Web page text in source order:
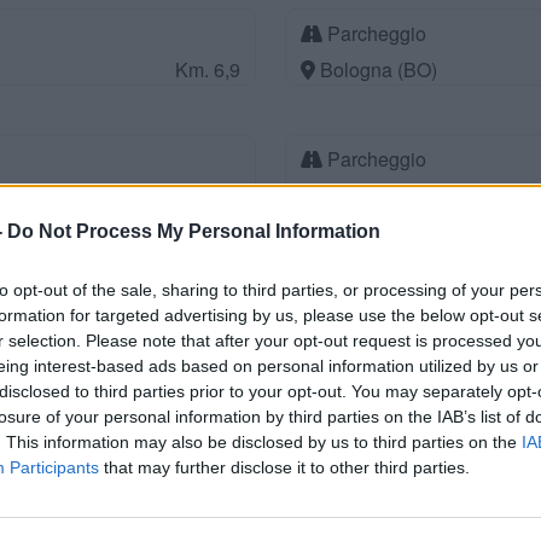
Do Not Process My Personal Information
opt-out of the sale, sharing to third parties, or processing of your
for targeted advertising by us, please use the below opt-out
selection. Please note that after your opt-out request is processed
interest-based ads based on personal information utilized by us
to third parties prior to your opt-out. You may separately
of your personal information by third parties on the IAB’s list of
This information may also be disclosed by us to third parties on the
Participants that may further disclose it to other third parties.
Km. 6,9
Parcheggio
Bologna (BO)
Km. 7,8
Parcheggio
Bologna (BO)
Km. 8,2
Parcheggio
Bologna (BO)
Km. 9,1
Parcheggio pubblico 3
Sasso Marconi (BO)